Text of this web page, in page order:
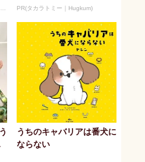
PR(アタック・キュキュット｜Hugkum)
セリフが盛りだくさんの
PR(タカラトミー｜Hugkum)
うちのキャバリアは番犬に
ならない